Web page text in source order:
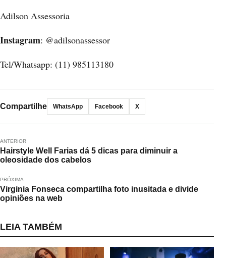
Adilson Assessoria
Instagram: @adilsonassessor
Tel/Whatsapp: (11) 985113180
Compartilhe WhatsApp Facebook X
ANTERIOR
Hairstyle Well Farias dá 5 dicas para diminuir a
oleosidade dos cabelos
PRÓXIMA
Virginia Fonseca compartilha foto inusitada e divide
opiniões na web
LEIA TAMBÉM